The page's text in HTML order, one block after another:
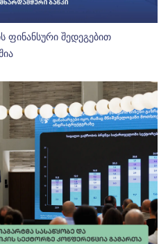
ფინანსური შედეგებით